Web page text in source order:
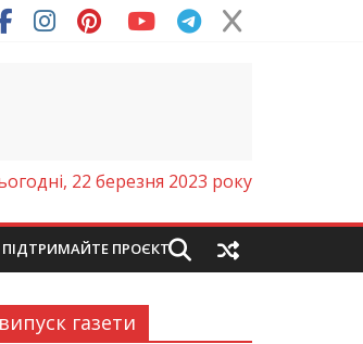
22 березня 2023 року
ПІДТРИМАЙТЕ ПРОЄКТ
газети